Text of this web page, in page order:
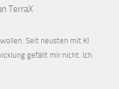
TerraX
Seit neusten mit KI
gefällt mir nicht. Ich